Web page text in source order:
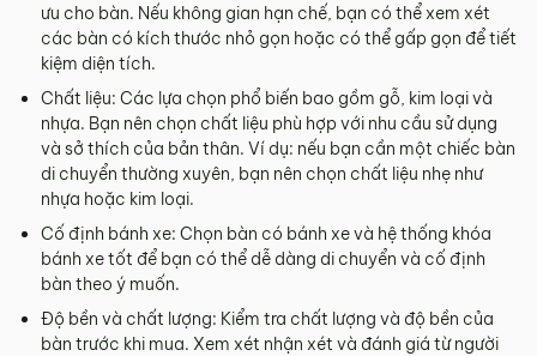
ưu cho bàn. Nếu không gian hạn chế, bạn có thể xem xét
các bàn có kích thước nhỏ gọn hoặc có thể gấp gọn để tiết
kiệm diện tích.
Chất liệu: Các lựa chọn phổ biến bao gồm gỗ, kim loại và
nhựa. Bạn nên chọn chất liệu phù hợp với nhu cầu sử dụng
và sở thích của bản thân. Ví dụ: nếu bạn cần một chiếc bàn
di chuyển thường xuyên, bạn nên chọn chất liệu nhẹ như
nhựa hoặc kim loại.
Cố định bánh xe: Chọn bàn có bánh xe và hệ thống khóa
bánh xe tốt để bạn có thể dễ dàng di chuyển và cố định
bàn theo ý muốn.
Độ bền và chất lượng: Kiểm tra chất lượng và độ bền của
bàn trước khi mua. Xem xét nhận xét và đánh giá từ người